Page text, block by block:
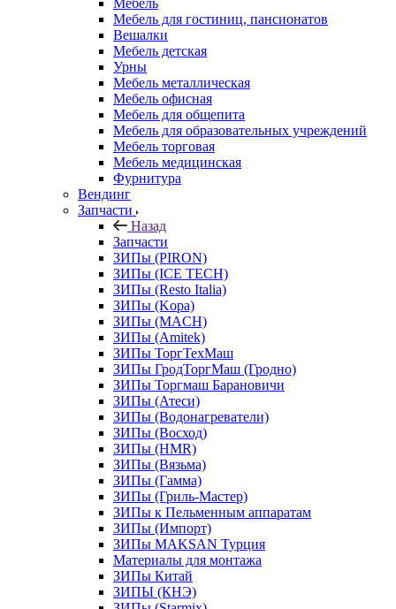
Мебель
Мебель для гостиниц, пансионатов
Вешалки
Мебель детская
Урны
Мебель металлическая
Мебель офисная
Мебель для общепита
Мебель для образовательных учреждений
Мебель торговая
Мебель медицинская
Фурнитура
Вендинг
Запчасти
Назад
Запчасти
ЗИПы (PIRON)
ЗИПы (ICE TECH)
ЗИПы (Resto Italia)
ЗИПы (Kopa)
ЗИПы (MACH)
ЗИПы (Amitek)
ЗИПы ТоргТехМаш
ЗИПы ГродТоргМаш (Гродно)
ЗИПы Торгмаш Барановичи
ЗИПы (Атеси)
ЗИПы (Водонагреватели)
ЗИПы (Восход)
ЗИПы (HMR)
ЗИПы (Вязьма)
ЗИПы (Гамма)
ЗИПы (Гриль-Мастер)
ЗИПы к Пельменным аппаратам
ЗИПы (Импорт)
ЗИПы MAKSAN Турция
Материалы для монтажа
ЗИПы Китай
ЗИПЫ (КНЭ)